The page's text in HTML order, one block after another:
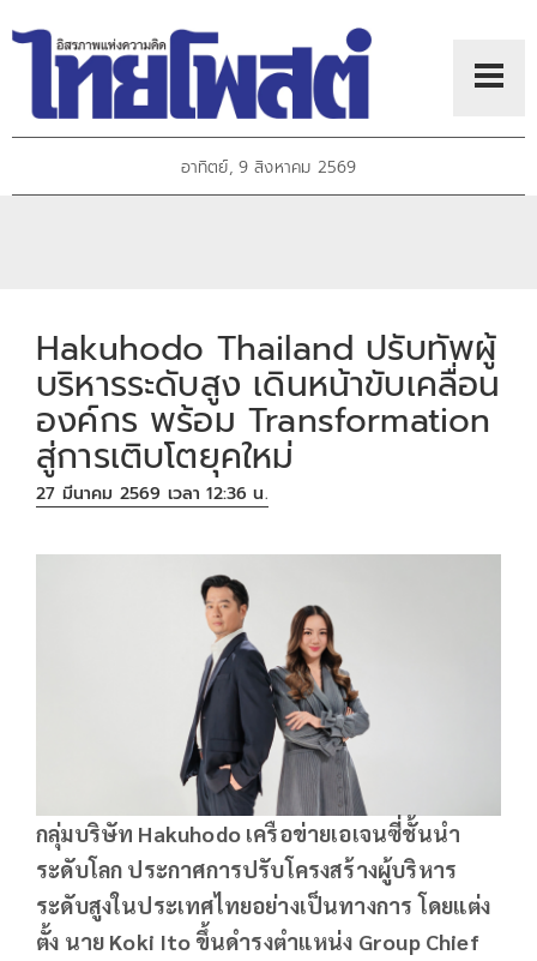
อาทิตย์, 9 สิงหาคม 2569
Hakuhodo Thailand ปรับทัพผู้
บริหารระดับสูง เดินหน้าขับเคลื่อน
องค์กร พร้อม Transformation
สู่การเติบโตยุคใหม่
27 มีนาคม 2569 เวลา 12:36 น.
กลุ่มบริษัท Hakuhodo เครือข่ายเอเจนซี่ชั้นนำ
ระดับโลก ประกาศการปรับโครงสร้างผู้บริหาร
ระดับสูงในประเทศไทยอย่างเป็นทางการ โดยแต่ง
ตั้ง นาย Koki Ito ขึ้นดำรงตำแหน่ง Group Chief